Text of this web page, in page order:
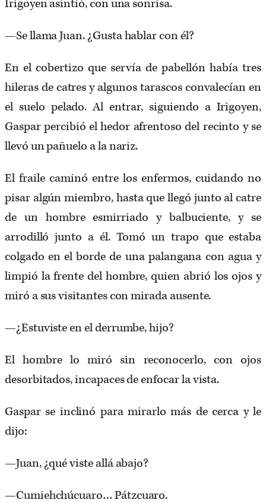
Irigoyen asintió, con una sonrisa.
—Se llama Juan. ¿Gusta hablar con él?
En el cobertizo que servía de pabellón había tres
hileras de catres y algunos tarascos convalecían en
el suelo pelado. Al entrar, siguiendo a Irigoyen,
Gaspar percibió el hedor afrentoso del recinto y se
llevó un pa­ñuelo a la nariz.
El fraile caminó entre los enfermos, cuidando no
pisar algún miembro, hasta que llegó junto al catre
de un hombre esmirriado y balbuciente, y se
arrodilló junto a él. Tomó un trapo que estaba
colgado en el borde de una palangana con agua y
limpió la frente del hombre, quien abrió los ojos y
miró a sus visitantes con mirada au­sente.
—¿Estuviste en el derrumbe, hijo?
El hombre lo miró sin reconocerlo, con ojos
desorbitados, incapaces de enfocar la vista.
Gaspar se inclinó para mirarlo más de cerca y le
dijo:
—Juan, ¿qué viste allá abajo?
—Cumiehchúcuaro… Pátzcuaro.